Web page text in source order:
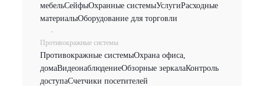
мебельСейфыОхранные системыУслугиРасходные
материалыОборудование для торговли
-
Противокражные системы
Противокражные системыОхрана офиса,
домаВидеонаблюдениеОбзорные зеркалаКонтроль
доступаСчетчики посетителей